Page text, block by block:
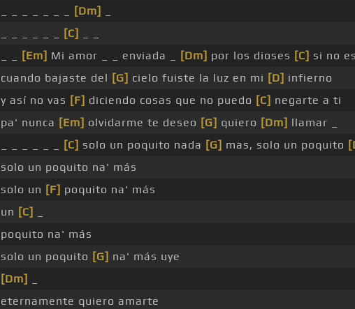
[Dm]
[C]
[Em] Mi amor _ _ enviada _ [Dm] por los dioses [C] si no
cuando bajaste del [G] cielo fuiste la luz en mi [D] infierno
y así no vas [F] diciendo cosas que no puedo [C] negarte a ti
pa' nunca [Em] olvidarme te deseo [G] quiero [Dm] llamar _
[C] solo un poquito nada [G] mas, solo un poquito
solo un poquito na' más
solo un [F] poquito na' más
un [C]
poquito na' más
solo un poquito [G] na' más uye
[Dm]
eternamente quiero amarte